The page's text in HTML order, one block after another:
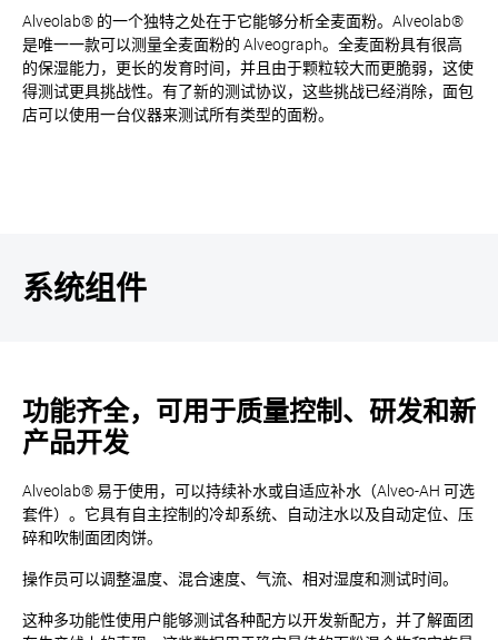
Alveolab® 的一个独特之处在于它能够分析全麦面粉。Alveolab®
是唯一一款可以测量全麦面粉的 Alveograph。全麦面粉具有很高
的保湿能力，更长的发育时间，并且由于颗粒较大而更脆弱，这使
得测试更具挑战性。有了新的测试协议，这些挑战已经消除，面包
店可以使用一台仪器来测试所有类型的面粉。
系统组件
功能齐全，可用于质量控制、研发和新
产品开发
Alveolab® 易于使用，可以持续补水或自适应补水（Alveo-AH 可选
套件）。它具有自主控制的冷却系统、自动注水以及自动定位、压
碎和吹制面团肉饼。
操作员可以调整温度、混合速度、气流、相对湿度和测试时间。
这种多功能性使用户能够测试各种配方以开发新配方，并了解面团